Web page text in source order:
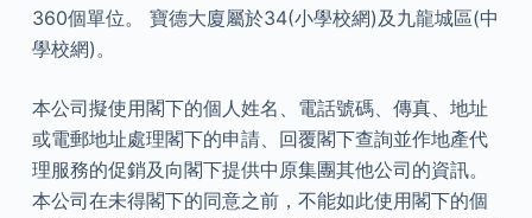
360個單位。 寶德大廈屬於34(小學校網)及九龍城區(中
學校網)。
本公司擬使用閣下的個人姓名、電話號碼、傳真、地址
或電郵地址處理閣下的申請、回覆閣下查詢並作地產代
理服務的促銷及向閣下提供中原集團其他公司的資訊。
本公司在未得閣下的同意之前，不能如此使用閣下的個